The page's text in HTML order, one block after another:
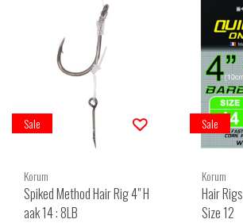
Sale
Korum
Spiked Method Hair Rig 4" H
aak 14 : 8LB
Sale
Korum
Hair
Size 12